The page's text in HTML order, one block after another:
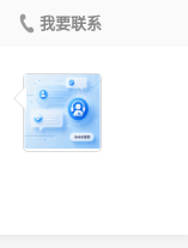
我要联系